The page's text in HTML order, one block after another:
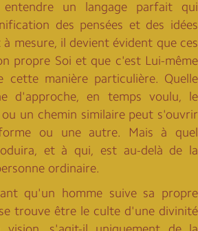
entendre un langage parfait qui
des pensées et des idées
mesure, il devient évident que ces
propre Soi et que c'est Lui-même
cette manière particulière. Quelle
d'approche, en temps voulu, le
un chemin similaire peut s'ouvrir
ou une autre. Mais à quel
et à qui, est au-delà de la
ordinaire.
qu'un homme suive sa propre
trouve être le culte d'une divinité